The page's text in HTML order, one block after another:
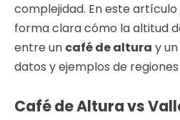
complejidad. En este
forma clara cómo la altitud
entre un café de altura y un
datos y ejemplos de
Café de Altura vs